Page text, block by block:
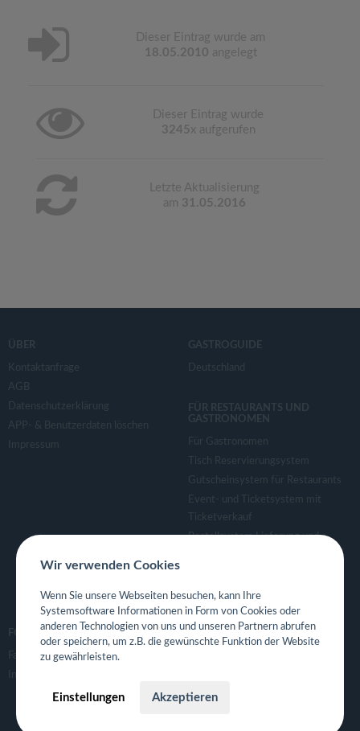
Dieser Eintrag wurde am
18.05.2010 angelegt
Dieser Eintrag wurde
3245 x aufgerufen
Letzte Aktualisierung
am 31.05.2016
ÜBER
Kontaktanfrage
AGB
Datenschutzerklärung
APP- & Benutzerdaten löschen
Impressum
GASTROGUIDE
Deutschland
FÜR RESTAURANTS UND
GASTRONOMEN
Für Gastronomen
Tisch Reservierungsystem
Gutscheinsystem für Restaurants
Event- und Ticketsystem mit
Ticketverkauf
Bestellsystem Lieferung und
Eigene App für Restaurant
FOLGE UNS
Facebook
Instagram
Wir verwenden Cookies
Wenn Sie unsere Webseiten besuchen, kann Ihre
Systemsoftware Informationen in Form von Cookies oder
anderen Technologien von uns und unseren Partnern abrufen
oder speichern, um z.B. die gewünschte Funktion der Website
zu gewährleisten.
Einstellungen Akzeptieren